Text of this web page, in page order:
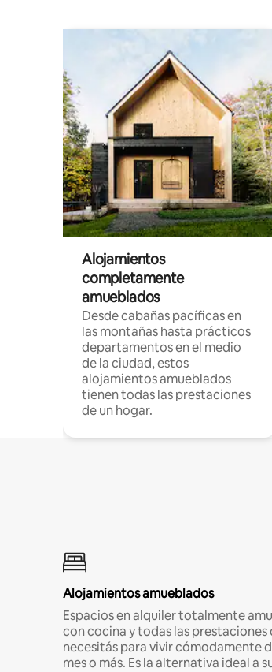
Alojamientos
completamente
amueblados
Desde cabañas pacíficas en
las montañas hasta prácticos
departamentos en el medio
de la ciudad, estos
alojamientos amueblados
tienen todas las prestaciones
de un hogar.
Alojamientos amueblados
Espacios en alquiler totalmente
con cocina y todas las prestaciones
necesitás para vivir cómodamente
mes o más. Es la alternativa ideal a